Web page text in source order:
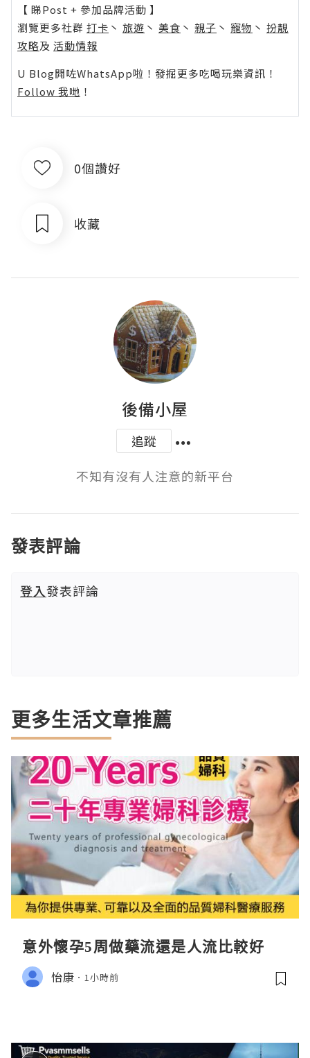
【 睇Post + 參加品牌活動 】
瀏覽更多社群 打卡 丶 旅遊 丶 美食 丶 親子 丶 寵物 丶 扮靚
攻略及 活動情報
U Blog開咗WhatsApp啦！發掘更多吃喝玩樂資訊！
Follow 我哋 ！
0個讚好
收藏
後備小屋
追蹤
不知有沒有人注意的新平台
發表評論
登入發表評論
更多生活文章推薦
意外懷孕5周做藥流還是人流比較好
怡康 1小時前